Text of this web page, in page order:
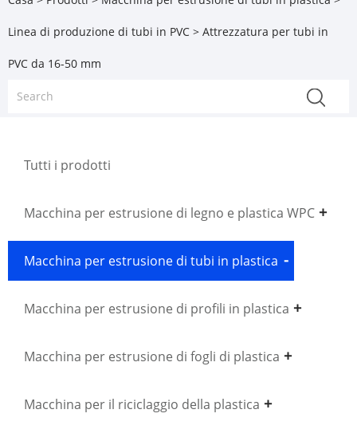
Linea di produzione di tubi in PVC > Attrezzatura per tubi in
PVC da 16-50 mm
Tutti i prodotti
Macchina per estrusione di legno e plastica WPC
Macchina per estrusione di tubi in plastica
Macchina per estrusione di profili in plastica
Macchina per estrusione di fogli di plastica
Macchina per il riciclaggio della plastica